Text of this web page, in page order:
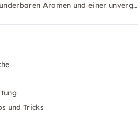
Aromen und einer unverg…
und Tricks